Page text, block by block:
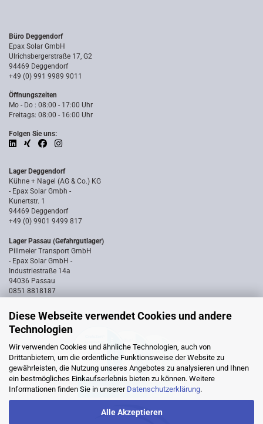
Diese Webseite verwendet Cookies und andere
Technologien
Wir verwenden Cookies und ähnliche Technologien, auch von
Drittanbietern, um die ordentliche Funktionsweise der Website zu
gewährleisten, die Nutzung unseres Angebotes zu analysieren und Ihnen
ein bestmögliches Einkaufserlebnis bieten zu können. Weitere
Informationen finden Sie in unserer Datenschutzerklärung.
Alle Akzeptieren
Büro Deggendorf
Epax Solar GmbH
Ulrichsbergerstraße 17, G2
94469 Deggendorf
+49 (0) 991 9989 9011
Öffnungszeiten
Mo - Do : 08:00 - 17:00 Uhr
Freitags: 08:00 - 16:00 Uhr
Folgen Sie uns:
Lager Deggendorf
Kühne + Nagel (AG & Co.) KG
- Epax Solar Gmbh -
Kunertstr. 1
94469 Deggendorf
+49 (0) 9901 9499 817
Lager Passau (Gefahrgutlager)
Pillmeier Transport GmbH
- Epax Solar GmbH -
Industriestraße 14a
94036 Passau
0851 8818187